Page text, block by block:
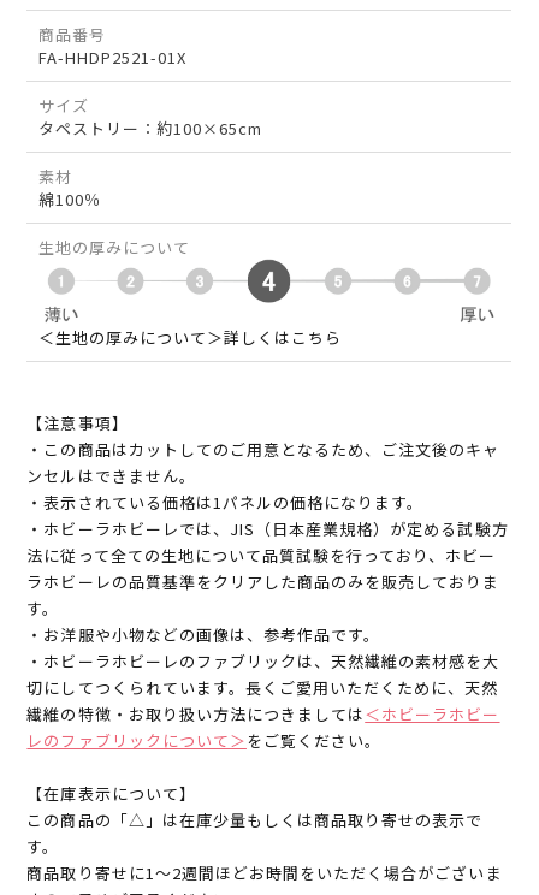
商品番号
FA-HHDP2521-01X
サイズ
タペストリー：約100×65cm
素材
綿100％
生地の厚みについて
＜生地の厚みについて＞詳しくはこちら
【注意事項】
・この商品はカットしてのご用意となるため、ご注文後のキャ
ンセルはできません。
・表示されている価格は1パネルの価格になります。
・ホビーラホビーレでは、JIS（日本産業規格）が定める試験方
法に従って全ての生地について品質試験を行っており、ホビー
ラホビーレの品質基準をクリアした商品のみを販売しておりま
す。
・お洋服や小物などの画像は、参考作品です。
・ホビーラホビーレのファブリックは、天然繊維の素材感を大
切にしてつくられています。長くご愛用いただくために、天然
繊維の特徴・お取り扱い方法につきましては＜ホビーラホビー
レのファブリックについて＞ をご覧ください。
【在庫表示について】
この商品の「△」は在庫少量もしくは商品取り寄せの表示で
す。
商品取り寄せに1～2週間ほどお時間をいただく場合がございま